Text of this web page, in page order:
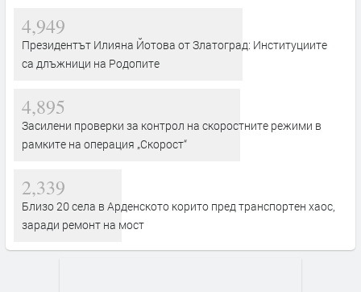
4,949
Президентът Илияна Йотова от Златоград: Институциите
са длъжници на Родопите
4,895
Засилени проверки за контрол на скоростните режими в
рамките на операция „Скорост“
2,339
Близо 20 села в Арденското корито пред транспортен хаос,
заради ремонт на мост